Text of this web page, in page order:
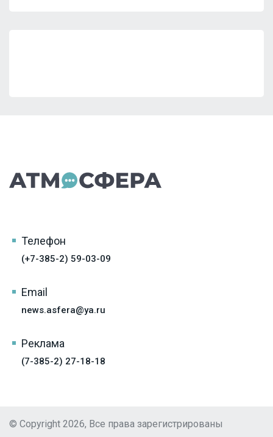
Телефон
(+7-385-2) 59-03-09
Email
news.asfera@ya.ru
Реклама
(7-385-2) 27-18-18
© Copyright 2026, Все права зарегистрированы